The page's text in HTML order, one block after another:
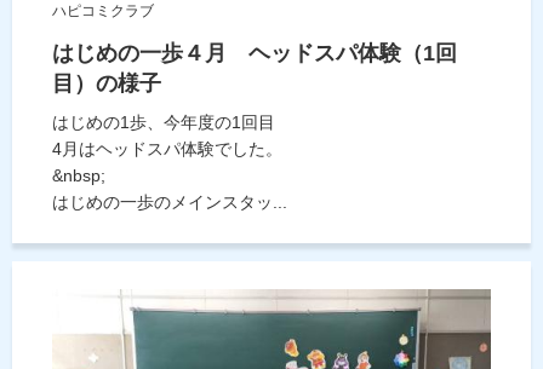
ハピコミクラブ
はじめの一歩４月 ヘッドスパ体験（1回
目）の様子
はじめの1歩、今年度の1回目
4月はヘッドスパ体験でした。
&nbsp;
はじめの一歩のメインスタッ...